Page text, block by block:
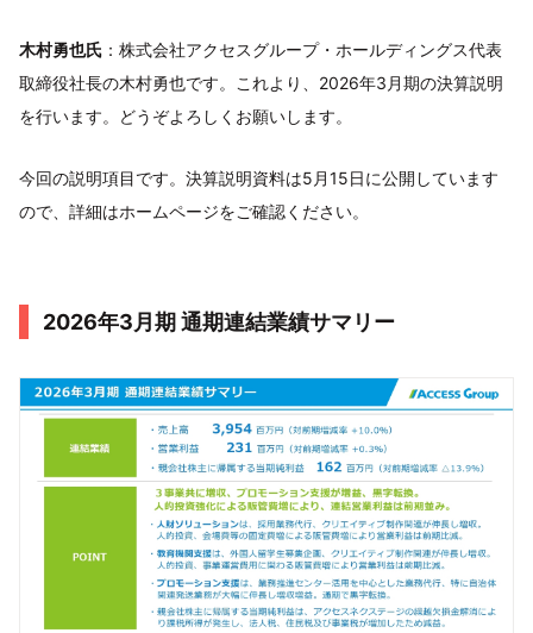
木村勇也氏 ：株式会社アクセスグループ・ホールディングス代表
取締役社長の木村勇也です。これより、2026年3月期の決算説明
を行います。どうぞよろしくお願いします。
今回の説明項目です。決算説明資料は5月15日に公開しています
ので、詳細はホームページをご確認ください。
2026年3月期 通期連結業績サマリー